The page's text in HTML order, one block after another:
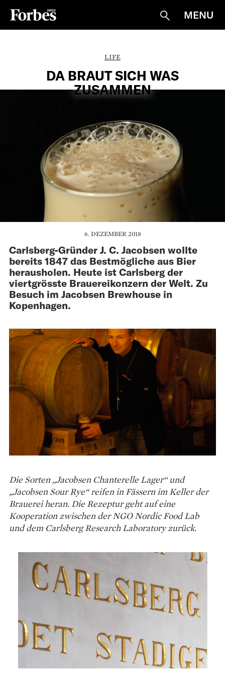
Suche
MENU
LIFE
DA BRAUT SICH WAS
ZUSAMMEN
6. DEZEMBER 2018
Carlsberg-Gründer J. C. Jacobsen wollte
bereits 1847 das Bestmögliche aus Bier
herausholen. Heute ist Carlsberg der
viertgrösste Brauereikonzern der Welt. Zu
Besuch im Jacobsen Brewhouse in
Kopenhagen.
Die Sorten „Jacobsen Chanterelle Lager“ und
„Jacobsen Sour Rye“ reifen in Fässern im Keller der
Brauerei heran. Die Rezeptur geht auf eine
Kooperation zwischen der NGO Nordic Food Lab
und dem Carlsberg Research Laboratory zurück.